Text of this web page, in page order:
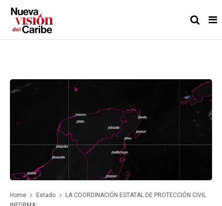
Home Estado
LA COORDINACIÓN ESTATAL DE PROTECCIÓN CIVIL